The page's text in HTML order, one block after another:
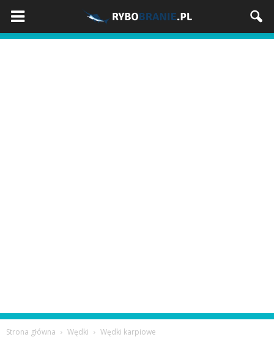
Strona główna Wędki Wędki karpiowe